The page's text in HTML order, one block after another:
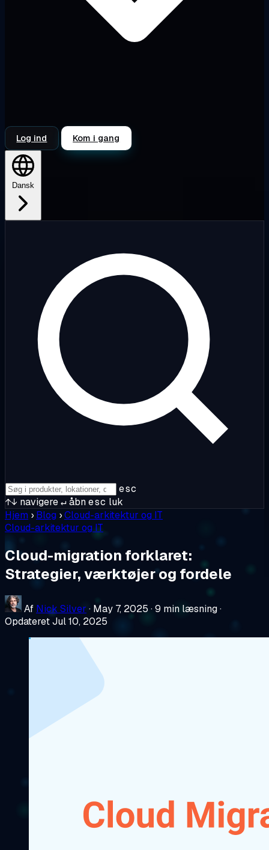
Log ind Kom i gang
Dansk
esc
↑↓ navigere↵åbnesc luk
Hjem › Blog ›Cloud-arkitektur og IT
Cloud-arkitektur og IT
Cloud-migration forklaret:
Strategier, værktøjer og fordele
Af Nick Silver · May 7, 2025 ·9 min læsning·
Opdateret Jul 10, 2025